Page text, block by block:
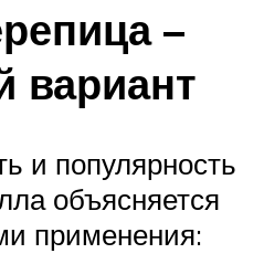
–
вариант
и популярность
объясняется
применения: